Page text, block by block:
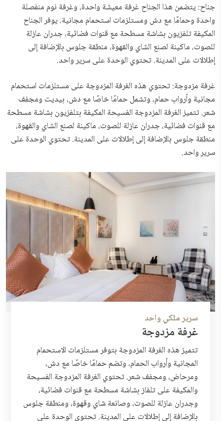
جناح: يتضمن هذا الجناح غرفة معيشة واحدة، وغرفة نوم منفصلة
واحدة وحمامًا مع دش ومستلزمات استحمام مجانية. يوفر الجناح
المكيفة تلفزيون بشاشة مسطحة مع قنوات فضائية، جدران عازلة
للصوت، ماكينة لصنع الشاي والقهوة، منطقة جلوس بالإضافة إلى
إطلالات على المدينة. تحتوي الوحدة على سرير واحد.
غرفة مزدوجة: تحتوي هذه الغرفة المزدوجة على مستلزمات استحمام
مجانية وأرواب حمام، وتشمل حمامًا خاصًا مع دش، بيديت ومجفف
شعر. تتميز الغرفة المزدوجة الفسيحة المكيفة بتلفزيون بشاشة مسطحة
مع قنوات فضائية، جدران عازلة للصوت، ماكينة لصنع الشاي والقهوة،
منطقة جلوس بالإضافة إلى إطلالات على المدينة. تحتوي الوحدة على
سرير واحد.
سرير ملكي واحد
غرفة مزدوجة
تتميز هذه الغرفة المزدوجة بتوفر مستلزمات الاستحمام
المجانية وأرواب الحمام، وتضم حمامًا خاصًا مع دش،
ومرحاض، ومجفف شعر. تحتوي الغرفة المزدوجة الفسيحة
والمكيفة على تلفاز بشاشة مسطحة مع قنوات فضائية،
وجدران عازلة للصوت، وصانعة شاي وقهوة، ومنطقة جلوس
بالإضافة إلى إطلالات على المدينة. تحتوي الوحدة على